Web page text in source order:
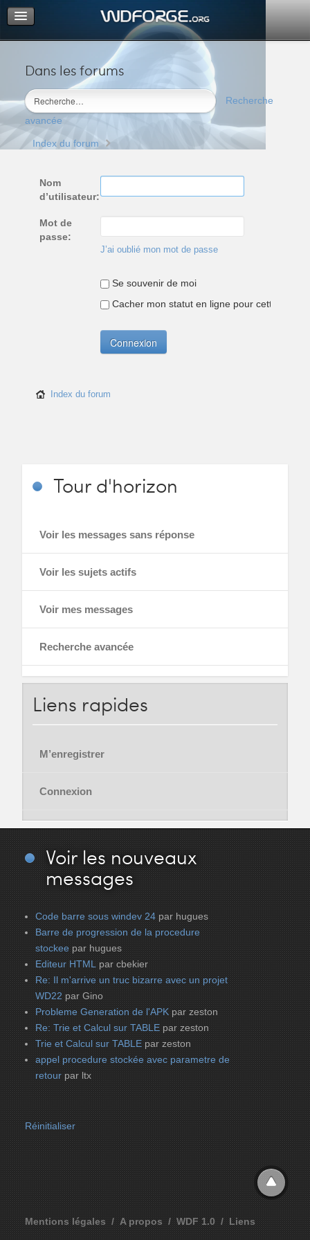
Dans les forums
Recherche
avancée
Portail
Index du forum
M’enregistrer
Connexion
Index du forum
Nom
d’utilisateur:
Mot de
passe:
J’ai oublié mon mot de passe
Se souvenir de moi
Cacher mon statut en ligne pour cette
Index du forum
Tourd'horizon
Voir les messages sans réponse
Voir les sujets actifs
Voir mes messages
Recherche avancée
Liens rapides
M’enregistrer
Connexion
Voir les nouveaux
messages
Code barre sous windev 24 par hugues
Barre de progression de la procedure
stockee par hugues
Editeur HTML par cbekier
Re: Il m'arrive un truc bizarre avec un projet
WD22 par Gino
Probleme Generation de l'APK par zeston
Re: Trie et Calcul sur TABLE par zeston
Trie et Calcul sur TABLE par zeston
appel procedure stockée avec parametre de
retour par ltx
Réinitialiser
Mentions légales A propos WDF 1.0 Liens